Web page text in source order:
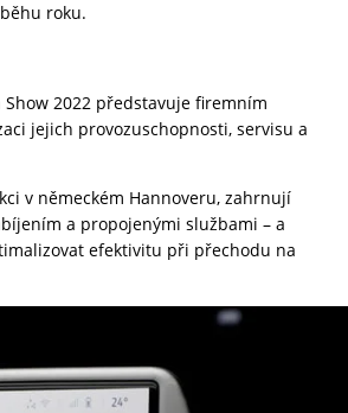
roku.
2022 představuje firemním
jejich provozuschopnosti, servisu a
v německém Hannoveru, zahrnují
a propojenými službami – a
efektivitu při přechodu na